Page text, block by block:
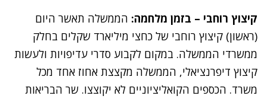
קיצוץ רוחבי – בזמן מלחמה: הממשלה תאשר היום
(ראשון) קיצוץ רוחבי של כחצי מיליארד שקלים בחלק
ממשרדי הממשלה. במקום לקבוע סדרי עדיפויות ולעשות
קיצוץ דיפרנציאלי, הממשלה מקצצת אחוז אחד מכל
משרד. הכספים הקואליציוניים לא יקוצצו. שר הבריאות